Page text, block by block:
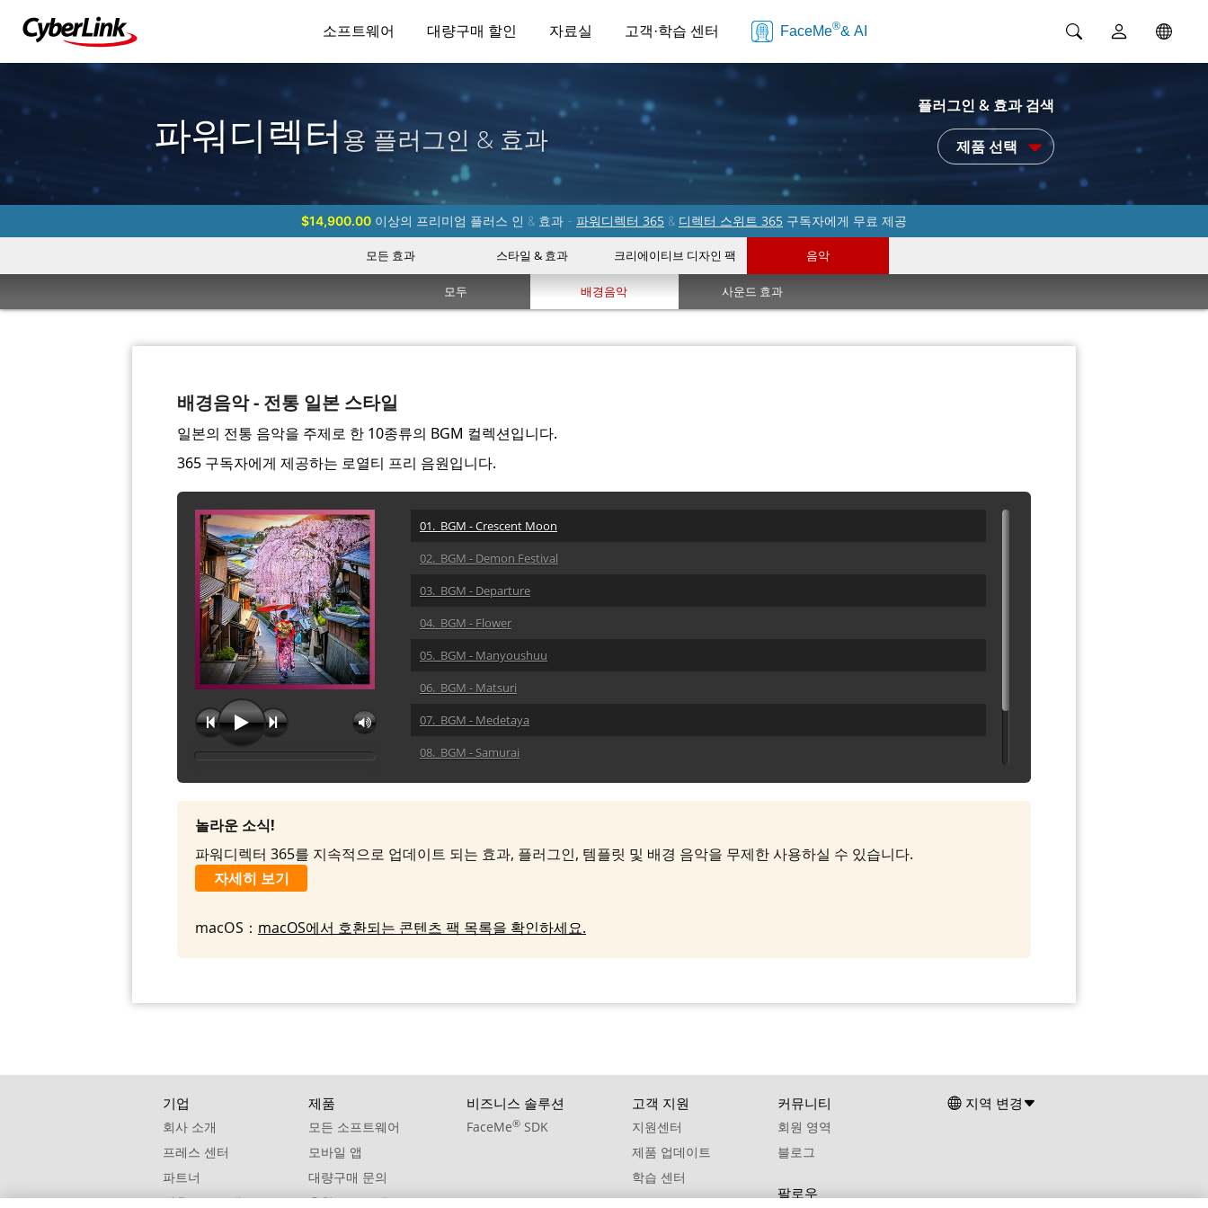
소프트웨어 대량구매 할인 자료실 고객·학습 센터 FaceMe®& AI
파워디렉터용 플러그인 & 효과
플러그인 & 효과 검색
제품 선택
$14,900.00 이상의 프리미엄 플러스 인 & 효과 - 파워디렉터 365 & 디렉터 스위트 365 구독자에게 무료 제공
모든 효과 스타일 & 효과 크리에이티브 디자인 팩 음악
모두 배경음악 사운드 효과
배경음악 - 전통 일본 스타일
일본의 전통 음악을 주제로 한 10종류의 BGM 컬렉션입니다.
365 구독자에게 제공하는 로열티 프리 음원입니다.
01. BGM - Crescent Moon
02. BGM - Demon Festival
03. BGM - Departure
04. BGM - Flower
05. BGM - Manyoushuu
06. BGM - Matsuri
07. BGM - Medetaya
08. BGM - Samurai
09. BGM - Spring
놀라운 소식!
파워디렉터 365를 지속적으로 업데이트 되는 효과, 플러그인, 템플릿 및 배경 음악을 무제한 사용하실 수 있습니다.
자세히 보기
macOS： macOS에서 호환되는 콘텐츠 팩 목록을 확인하세요.
기업
회사 소개
프레스 센터
파트너
제휴 프로그램
제품
모든 소프트웨어
모바일 앱
대량구매 문의
추천 프로그램
비즈니스 솔루션
FaceMe® SDK
고객 지원
지원센터
제품 업데이트
학습 센터
커뮤니티
회원 영역
블로그
팔로우
지역 변경